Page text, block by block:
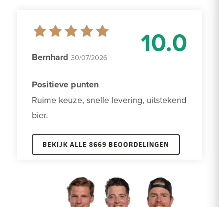
10.0
Bernhard 30/07/2026
Positieve punten
Ruime keuze, snelle levering, uitstekend
bier.
BEKIJK ALLE 8669 BEOORDELINGEN